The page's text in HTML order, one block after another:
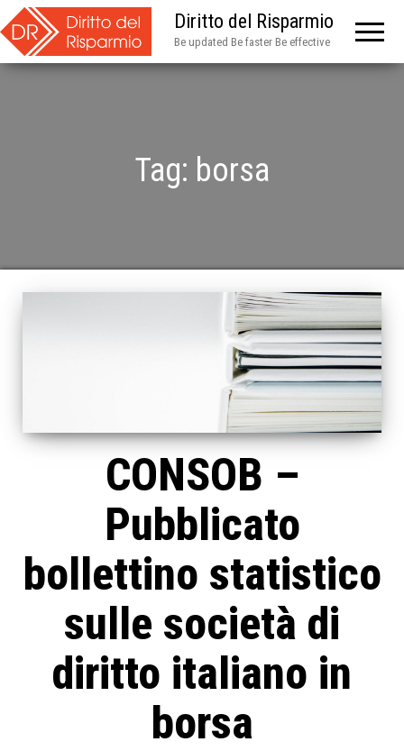
Diritto del Risparmio
Be updated Be faster Be effective
Tag: borsa
CONSOB –
Pubblicato
bollettino statistico
sulle società di
diritto italiano in
borsa